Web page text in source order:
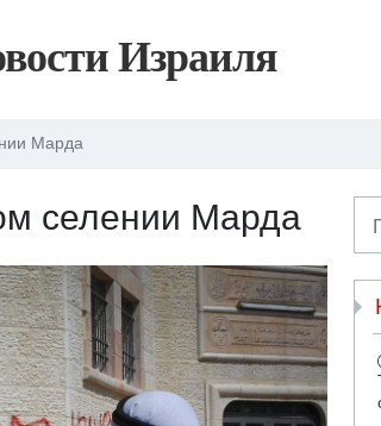
Израиля
Марда
селении Марда